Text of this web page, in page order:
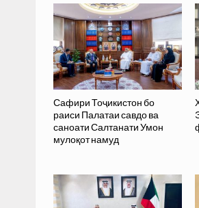
Сафири Тоҷикистон бо
раиси Палатаи савдо ва
саноати Салтанати Умон
мулоқот намуд